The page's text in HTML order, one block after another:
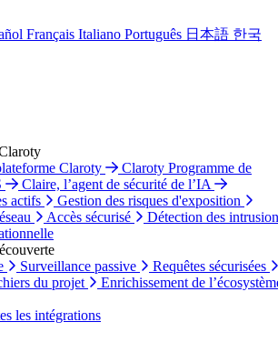
Français Italiano Português 日本語 한국
Claroty
Claroty Programme de
Claire, l’agent de sécurité de l’IA
actifs
Gestion des risques d'exposition
Accès sécurisé
Détection des
Surveillance passive
Requêtes sécurisées
du projet
Enrichissement de
les intégrations